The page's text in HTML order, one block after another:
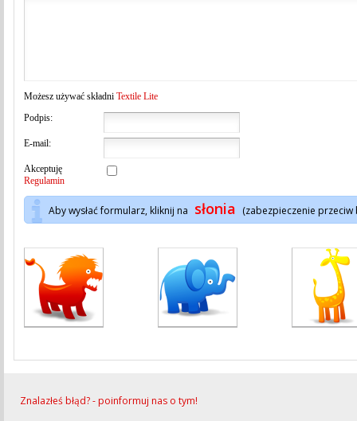
Możesz używać składni Textile Lite
Podpis:
E-mail:
Akceptuję
Regulamin
Aby wysłać formularz, kliknij na słonia (zabezpieczenie przeciw
Znalazłeś błąd? - poinformuj nas o tym!